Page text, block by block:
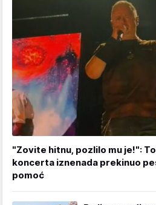
"Zovite hitnu, pozlilo mu je!":
koncerta iznenada prekinuo
pomoć